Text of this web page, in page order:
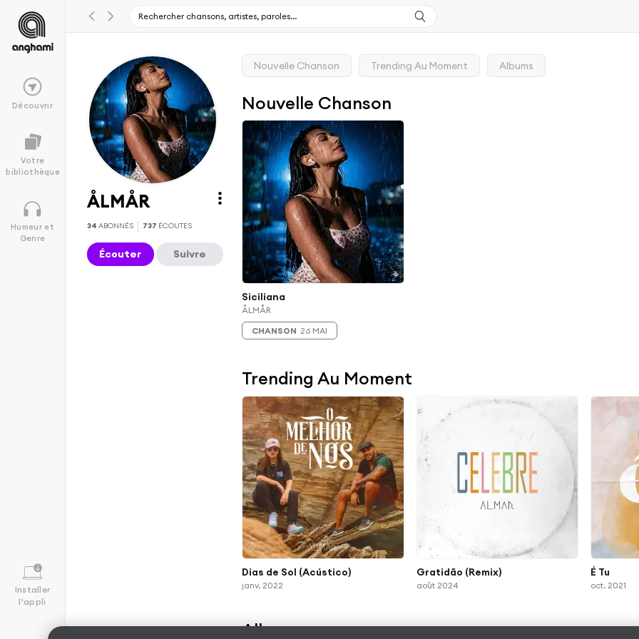
Découvrir
Votre
bibliothèque
Humeur et
Genre
Installer
l'appli
ÅLMÅR
34 ABONNÉS 737 ÉCOUTES
Écouter Suivre
Nouvelle Chanson Trending Au Moment Albums
Nouvelle Chanson
Siciliana
ÅLMÅR
CHANSON 26 MAI
Trending Au Moment
Dias de Sol (Acústico)
janv. 2022
Gratidão (Remix)
août 2024
É Tu
oct. 2021
Albums